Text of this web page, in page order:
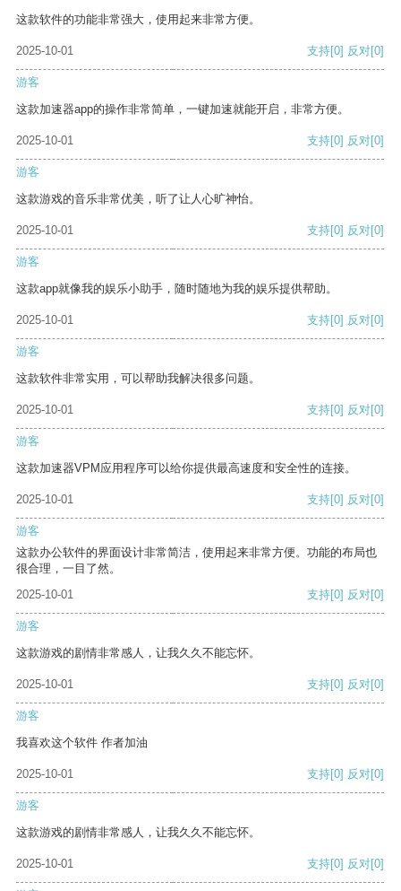
这款软件的功能非常强大，使用起来非常方便。
2025-10-01 支持[0] 反对[0]
游客
这款加速器app的操作非常简单，一键加速就能开启，非常方便。
2025-10-01 支持[0] 反对[0]
游客
这款游戏的音乐非常优美，听了让人心旷神怡。
2025-10-01 支持[0] 反对[0]
游客
这款app就像我的娱乐小助手，随时随地为我的娱乐提供帮助。
2025-10-01 支持[0] 反对[0]
游客
这款软件非常实用，可以帮助我解决很多问题。
2025-10-01 支持[0] 反对[0]
游客
这款加速器VPM应用程序可以给你提供最高速度和安全性的连接。
2025-10-01 支持[0] 反对[0]
游客
这款办公软件的界面设计非常简洁，使用起来非常方便。功能的布局也
很合理，一目了然。
2025-10-01
支持[0] 反对[0]
游客
这款游戏的剧情非常感人，让我久久不能忘怀。
2025-10-01 支持[0] 反对[0]
游客
我喜欢这个软件 作者加油
2025-10-01 支持[0] 反对[0]
游客
这款游戏的剧情非常感人，让我久久不能忘怀。
2025-10-01 支持[0] 反对[0]